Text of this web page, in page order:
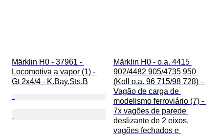
Märklin H0 - 37961 -
Locomotiva a vapor (1) -
Gt 2x4/4 - K.Bay.Sts.B
Märklin H0 - o.a. 4415
902/4482 905/4735 950
(Koll o.a. 96 715/98 728) -
Vagão de carga de
modelismo ferroviário (7) -
7x vagões de parede
deslizante de 2 eixos,
vagões fechados e